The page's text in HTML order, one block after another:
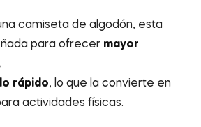
camiseta de algodón, esta
para ofrecer mayor
rápido, lo que la convierte en
actividades físicas.